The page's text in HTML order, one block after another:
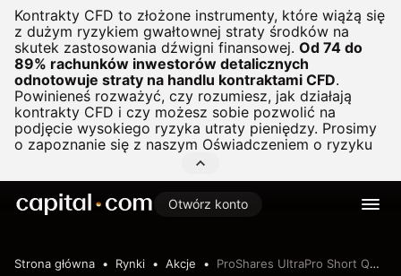
Kontrakty CFD to złożone instrumenty, które wiążą się
z dużym ryzykiem gwałtownej straty środków na
skutek zastosowania dźwigni finansowej. Od 74 do
89% rachunków inwestorów detalicznych
odnotowuje straty na handlu kontraktami CFD.
Powinieneś rozważyć, czy rozumiesz, jak działają
kontrakty CFD i czy możesz sobie pozwolić na
podjęcie wysokiego ryzyka utraty pieniędzy. Prosimy
o zapoznanie się z naszym Oświadczeniem o ryzyku
Otwórz konto
Strona główna Rynki Akcje ProShares UltraPro Short QQQ